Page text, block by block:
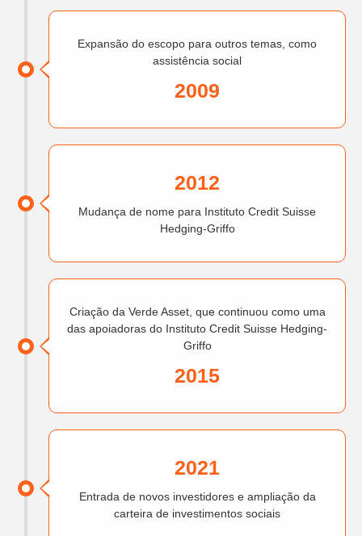
Expansão do escopo para outros temas, como
assistência social
2009
2012
Mudança de nome para Instituto Credit Suisse
Hedging-Griffo
Criação da Verde Asset, que continuou como uma
das apoiadoras do Instituto Credit Suisse Hedging-
Griffo
2015
2021
Entrada de novos investidores e ampliação da
carteira de investimentos sociais